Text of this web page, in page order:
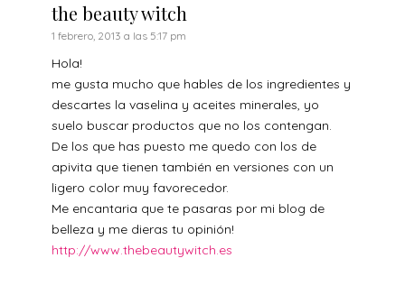
the beauty witch
1 febrero, 2013 a las 5:17 pm
Hola!
me gusta mucho que hables de los ingredientes y
descartes la vaselina y aceites minerales, yo
suelo buscar productos que no los contengan.
De los que has puesto me quedo con los de
apivita que tienen también en versiones con un
ligero color muy favorecedor.
Me encantaria que te pasaras por mi blog de
belleza y me dieras tu opinión!
http://www.thebeautywitch.es